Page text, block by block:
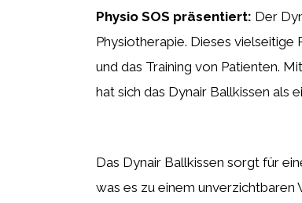
Physio SOS präsentiert: Der
Physiotherapie. Dieses
und das Training von Patienten.
hat sich das Dynair Ballkissen als
Das Dynair Ballkissen sorgt für
was es zu einem